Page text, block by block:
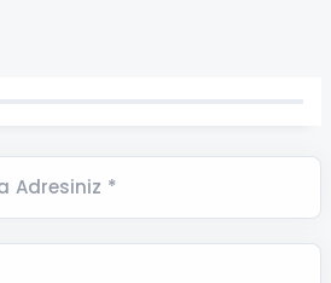
Adresiniz *